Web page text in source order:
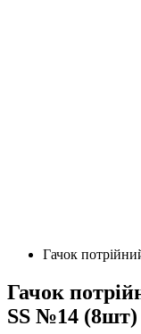
Гачок
Гачок
SS №14 (8шт)